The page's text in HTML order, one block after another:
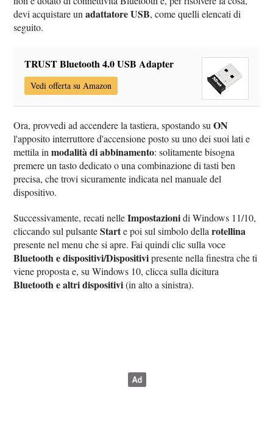
devi acquistare unadattatore USB, come quelli elencati di
seguito.
TRUST Bluetooth 4.0 USB Adapter
Vedi offerta su Amazon
Ora, provvedi ad accendere la tastiera, spostando suON
l'apposito interruttore d'accensione posto su uno dei suoi lati e
mettila inmodalità di abbinamento: solitamente bisogna
premere un tasto dedicato o una combinazione di tasti ben
precisa, che trovi sicuramente indicata nel manuale del
dispositivo.
Successivamente, recati nelleImpostazionidi Windows 11/10,
cliccando sul pulsanteStarte poi sul simbolo dellarotellina
presente nel menu che si apre. Fai quindi clic sulla voce
Bluetooth e dispositivi/Dispositivipresente nella finestra che ti
viene proposta e, su Windows 10, clicca sulla dicitura
Bluetooth e altri dispositivi(in alto a sinistra).